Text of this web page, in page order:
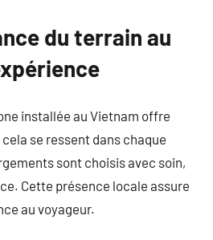
du terrain au
installée au Vietnam offre
se ressent dans chaque
sont choisis avec soin,
Cette présence locale assure
au voyageur.